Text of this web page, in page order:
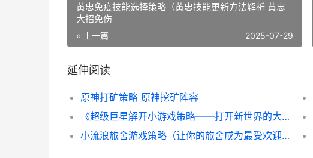
黄忠免疫技能选择策略（黄忠技能更新方法解析 黄忠
大招免伤
« 上一篇 2025-07-29
延伸阅读
原神打矿策略 原神挖矿阵容
《超级巨星解开小游戏策略——打开新世界的大门》 超级巨星剧情
小流浪旅舍游戏策略（让你的旅舍成为最受欢迎的地方 流浪小屋 cabiner